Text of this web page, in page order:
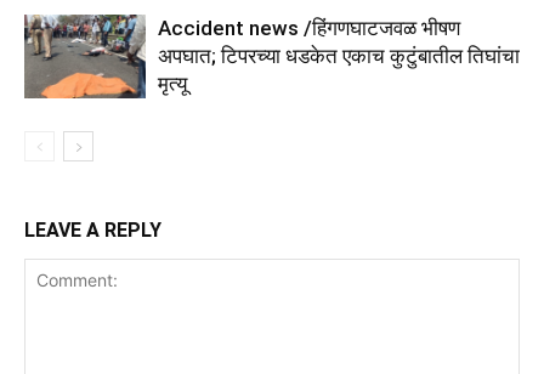
Accident news /हिंगणघाटजवळ भीषण
अपघात; टिपरच्या धडकेत एकाच कुटुंबातील तिघांचा
मृत्यू
LEAVE A REPLY